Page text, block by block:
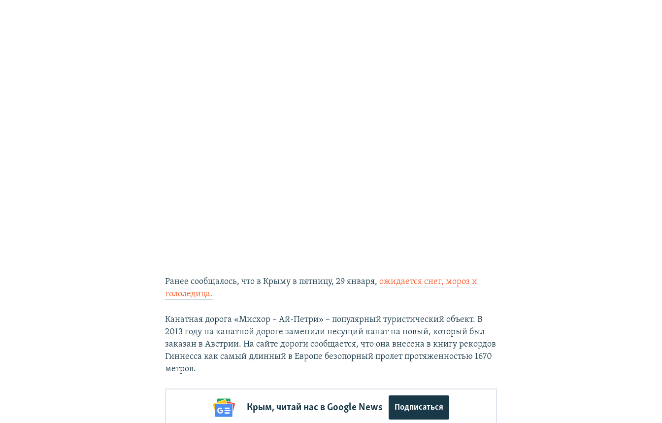
Ранее сообщалось, что в Крыму в пятницу, 29 января,ожидается снег, мороз и
гололедица.
Канатная дорога «Мисхор – Ай-Петри» – популярный туристический объект. В
2013 году на канатной дороге заменили несущий канат на новый, который был
заказан в Австрии. На сайте дороги сообщается, что она внесена в книгу рекордов
Гиннесса как самый длинный в Европе безопорный пролет протяженностью 1670
метров.
Крым, читай нас в Google News Подписаться